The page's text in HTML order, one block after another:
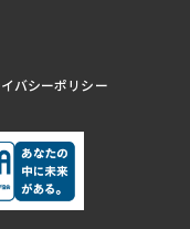
バシーポリシー